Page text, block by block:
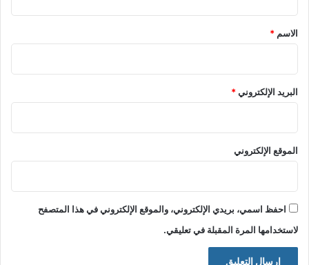
*
الاسم *
البريد الإلكتروني*
الموقع الإلكتروني
احفظ اسمي، بريدي الإلكتروني، والموقع الإلكتروني في هذا المتصفح
لاستخدامها المرة المقبلة في تعليقي.